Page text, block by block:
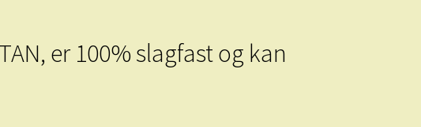
er 100% slagfast og kan